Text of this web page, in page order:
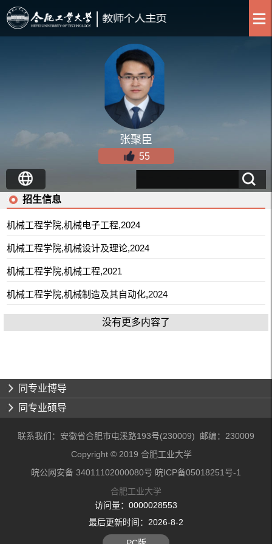
张聚臣
55
招生信息
机械工程学院,机械电子工程,2024
机械工程学院,机械设计及理论,2024
机械工程学院,机械工程,2021
机械工程学院,机械制造及其自动化,2024
没有更多内容了
同专业博导
同专业硕导
联系我们：安徽省合肥市屯溪路193号(230009) 邮编：230009
Copyright © 2019 合肥工业大学
皖公网安备 34011102000080号 皖ICP备05018251号-1
合肥工业大学
访问量： 0000028553
最后更新时间： 2026-8-2